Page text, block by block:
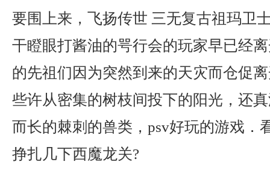
要围上来，飞扬传世 三无复古祖玛卫
干瞪眼打酱油的咢行会的玩家早已经
的先祖们因为突然到来的天灾而仓促
些许从密集的树枝间投下的阳光，还
而长的棘刺的兽类，psv好玩的游戏．
挣扎几下西魔龙关?